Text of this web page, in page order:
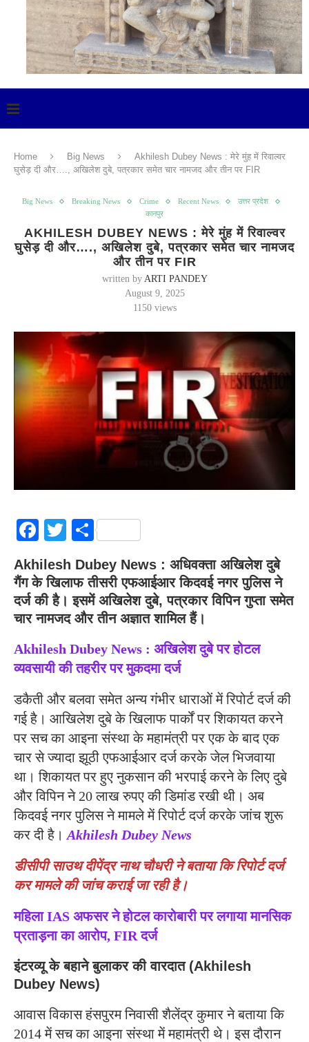
Home Big News
Akhilesh Dubey News : मेरे मुंह में रिवाल्वर
घुसेड़ दी और…., अखिलेश दुबे, पत्रकार समेत चार नामजद और तीन पर FIR
Big News Breaking News Crime Recent News
उत्तर प्रदेश
कानपुर
AKHILESH DUBEY NEWS : मेरे मुंह में रिवाल्वर
घुसेड़ दी और…., अखिलेश दुबे, पत्रकार समेत चार नामजद
और तीन पर FIR
written by ARTI PANDEY
August 9, 2025
1150views
Facebook
TwitterShare
Akhilesh Dubey News : अधिवक्ता अखिलेश दुबे
गैंग के खिलाफ तीसरी एफआईआर किदवई नगर पुलिस ने
दर्ज की है। इसमें अखिलेश दुबे, पत्रकार विपिन गुप्ता समेत
चार नामजद और तीन अज्ञात शामिल हैं।
Akhilesh Dubey News : अखिलेश दुबे पर होटल
व्यवसायी की तहरीर पर मुकदमा दर्ज
डकैती और बलवा समेत अन्य गंभीर धाराओं में रिपोर्ट दर्ज की
गई है। आखिलेश दुबे के खिलाफ पार्कों पर शिकायत करने
पर सच का आइना संस्था के महामंत्री पर एक के बाद एक
चार से ज्यादा झूठी एफआईआर दर्ज करके जेल भिजवाया
था। शिकायत पर हुए नुकसान की भरपाई करने के लिए दुबे
और विपिन ने 20 लाख रुपए की डिमांड रखी थी। अब
किदवई नगर पुलिस ने मामले में रिपोर्ट दर्ज करके जांच शुरू
कर दी है। Akhilesh Dubey News
डीसीपी साउथ दीपेंद्र नाथ चौधरी ने बताया कि रिपोर्ट दर्ज
कर मामले की जांच कराई जा रही है।
महिला IAS अफसर ने होटल कारोबारी पर लगाया मानसिक
प्रताड़ना का आरोप, FIR दर्ज
इंटरव्यू के बहाने बुलाकर की वारदात (Akhilesh
Dubey News)
आवास विकास हंसपुरम निवासी शैलेंद्र कुमार ने बताया कि
2014 में सच का आइना संस्था में महामंत्री थे। इस दौरान